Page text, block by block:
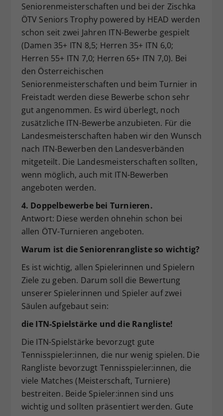
Seniorenmeisterschaften und bei der Zischka
ÖTV Seniors Trophy powered by HEAD werden
schon seit zwei Jahren ITN-Bewerbe gespielt
(Damen 35+ ITN 8,5; Herren 35+ ITN 6,0;
Herren 55+ ITN 7,0; Herren 65+ ITN 7,0). Bei
den Österreichischen
Seniorenmeisterschaften und beim Turnier in
Freistadt werden diese Bewerbe schon sehr
gut angenommen. Es wird überlegt, noch
zusätzliche ITN-Bewerbe anzubieten. Für die
Landesmeisterschaften haben wir den Wunsch
nach ITN-Bewerben den Landesverbänden
mitgeteilt. Die Landesmeisterschaften sollten,
wenn möglich, auch mit ITN-Bewerben
angeboten werden.
4. Doppelbewerbe bei Turnieren.
Antwort: Diese werden ohnehin schon bei
allen ÖTV-Turnieren angeboten.
Warum ist die Seniorenrangliste so wichtig?
Es ist wichtig, allen Spielerinnen und Spielern
Ziele zu geben. Darum soll die Bewertung
unserer Spielerinnen und Spieler auf zwei
Säulen aufgebaut sein:
die ITN-Spielstärke und die Rangliste!
Die ITN-Spielstärke bevorzugt gute
Tennisspieler:innen, die nur wenig spielen. Die
Rangliste bevorzugt Tennisspieler:innen, die
viele Matches (Meisterschaft, Turniere)
bestreiten. Beide Spieler:innen sind uns
wichtig und sollten präsentiert werden. Gute